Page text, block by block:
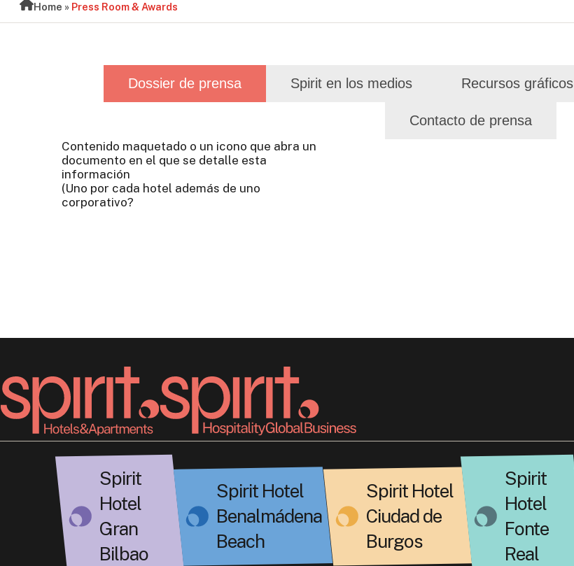
Home » Press Room & Awards
Dossier de prensa Spirit en los medios Recursos gráficos
Contacto de prensa
Contenido maquetado o un icono que abra un
documento en el que se detalle esta
información
(Uno por cada hotel además de uno
corporativo?
Spirit
Hotel
Gran
Bilbao
Spirit Hotel
Benalmádena
Beach
Spirit Hotel
Ciudad de
Burgos
Spirit
Hotel
Fonte
Real